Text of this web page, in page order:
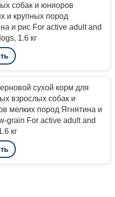
собак и юниоров
и крупных пород
и рис For active adult and
1.6 кг
сухой корм для
взрослых собак и
мелких пород Ягнятина и
grain For active adult and
кг